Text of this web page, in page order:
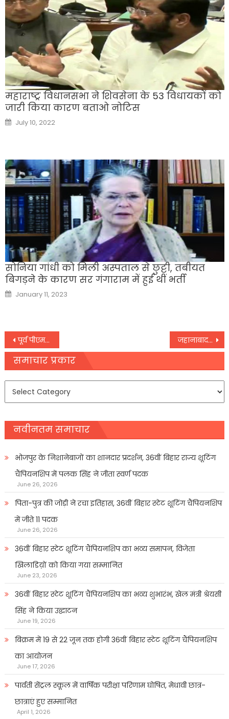
महाराष्ट्र विधानसभा ने शिवसेना के 53 विधायकों को
जारी किया कारण बताओ नोटिस
Posted
on
July 10, 2022
सोनिया गांधी को मिली अस्पताल से छुट्टी, तबीयत
बिगड़ने के कारण सर गंगाराम में हुई थीं भर्ती
Posted
on
January 11, 2023
Post
navigation
पूर्व पीएम मनमोहन सिंह कोविड पॉजिटिव, हल्के बुखार की शिकायत के साथ एम्स में भर्ती जहानाबाद में आग ने मचाया तांडव, पांच घर जलकर हुए राख
समाचार प्रकार
नवीनतम समाचार
भोजपुर के निशानेबाजों का शानदार प्रदर्शन, 36वीं बिहार राज्य शूटिंग
चैंपियनशिप में पलक सिंह ने जीता स्वर्ण पदक
June 26, 2026
पिता-पुत्र की जोड़ी ने रचा इतिहास, 36वीं बिहार स्टेट शूटिंग चैंपियनशिप
में जीते 11 पदक
June 26, 2026
36वीं बिहार स्टेट शूटिंग चैंपियनशिप का भव्य समापन, विजेता
खिलाडिय़ों को किया गया सम्मानित
June 23, 2026
36वीं बिहार स्टेट शूटिंग चैंपियनशिप का भव्य शुभारंभ, खेल मंत्री श्रेयसी
सिंह ने किया उद्घाटन
June 19, 2026
बिक्रम में 19 से 22 जून तक होगी 36वीं बिहार स्टेट शूटिंग चैंपियनशिप
का आयोजन
June 17, 2026
पार्वती सेंट्रल स्कूल में वार्षिक परीक्षा परिणाम घोषित, मेधावी छात्र-
छात्राएं हुए सम्मानित
April 1, 2026